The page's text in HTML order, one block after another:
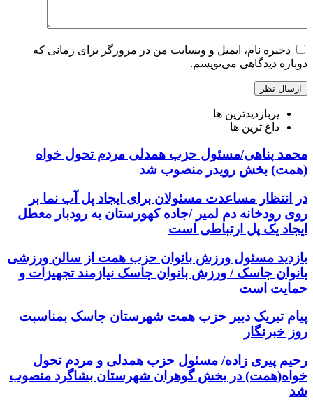
ذخیره نام، ایمیل و وبسایت من در مرورگر برای زمانی که
دوباره دیدگاهی می‌نویسم.
پربازدیدترین ها
داغ ترین ها
محمد پناهی/مسئول حزب همدلی مردم تحول خواه
(همت) بخش رویدر منصوب شد
در انتظار مساعدت مسئولان برای ایجاد پل آب نما بر
روی رودخانه دم لمیر /جاده کهورستان به رودبار معطل
ایجاد یک پل ارتباطی است
بازدید مسئول ورزش بانوان حزب همت از سالن ورزشی
بانوان جاسک / ورزش بانوان جاسک نیازمند تجهیزات و
حمایت است
پیام تبریک دبیر حزب همت شهرستان جاسک بمناسبت
روز خبرنگار
رحیم پیری زاده/ مسئول حزب همدلی و مردم تحول
خواه(همت) در بخش گوهران شهرستان بشاگرد منصوب
شد